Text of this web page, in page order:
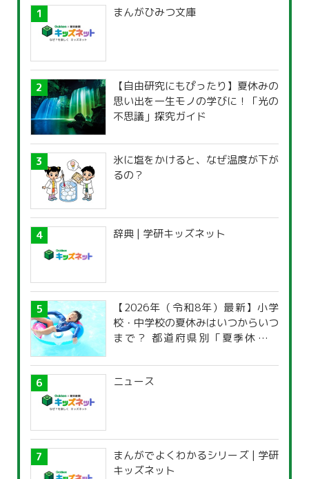
まんがひみつ文庫
【自由研究にもぴったり】夏休みの
思い出を一生モノの学びに！「光の
不思議」探究ガイド
氷に塩をかけると、なぜ温度が下が
るの？
辞典 | 学研キッズネット
【2026年（令和8年）最新】小学
校・中学校の夏休みはいつからいつ
まで？ 都道府県別「夏季休暇一
ニュース
まんがでよくわかるシリーズ | 学研
キッズネット